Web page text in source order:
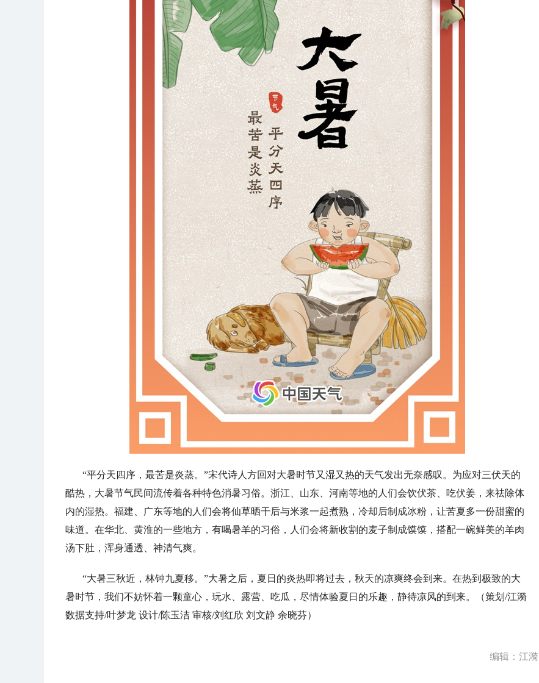
“平分天四序，最苦是炎蒸。”宋代诗人方回对大暑时节又湿又热的天气发出无奈感叹。为应对三伏天的
酷热，大暑节气民间流传着各种特色消暑习俗。浙江、山东、河南等地的人们会饮伏茶、吃伏姜，来祛除体
内的湿热。福建、广东等地的人们会将仙草晒干后与米浆一起煮熟，冷却后制成冰粉，让苦夏多一份甜蜜的
味道。在华北、黄淮的一些地方，有喝暑羊的习俗，人们会将新收割的麦子制成馍馍，搭配一碗鲜美的羊肉
汤下肚，浑身通透、神清气爽。
“大暑三秋近，林钟九夏移。”大暑之后，夏日的炎热即将过去，秋天的凉爽终会到来。在热到极致的大
暑时节，我们不妨怀着一颗童心，玩水、露营、吃瓜，尽情体验夏日的乐趣，静待凉风的到来。（策划/江漪
数据支持/叶梦龙 设计/陈玉洁 审核/刘红欣 刘文静 余晓芬）
编辑：江漪